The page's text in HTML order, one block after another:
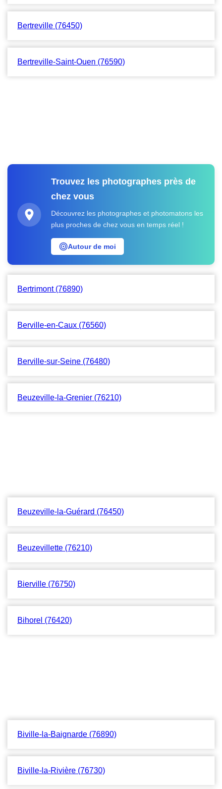
Bertreville (76450)
Bertreville-Saint-Ouen (76590)
Trouvez les photographes près de
chez vous
Découvrez les photographes et photomatons les
plus proches de chez vous en temps réel !
Autour de moi
Bertrimont (76890)
Berville-en-Caux (76560)
Berville-sur-Seine (76480)
Beuzeville-la-Grenier (76210)
Beuzeville-la-Guérard (76450)
Beuzevillette (76210)
Bierville (76750)
Bihorel (76420)
Biville-la-Baignarde (76890)
Biville-la-Rivière (76730)